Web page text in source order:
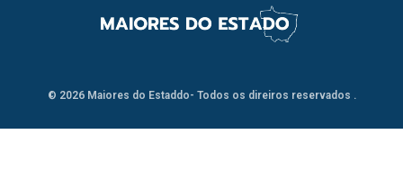
© 2026 Maiores do Estaddo- Todos os direiros reservados .